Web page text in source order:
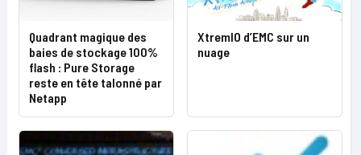
Quadrant magique des
baies de stockage 100%
flash : Pure Storage
reste en tête talonné par
Netapp
XtremIO d’EMC sur un
nuage